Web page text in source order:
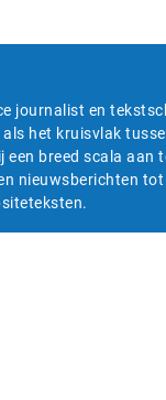
journalist en
het kruisvlak
breed scala aan
nieuwsberichten